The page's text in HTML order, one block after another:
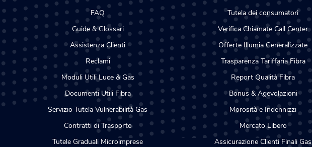
FAQ
Guide & Glossari
Assistenza Clienti
Reclami
Moduli Utili Luce & Gas
Documenti Utili Fibra
Servizio Tutela Vulnerabilità Gas
Contratti di Trasporto
Tutele Graduali Microimprese
Tutela dei consumatori
Verifica Chiamate Call Center
Offerte Illumia Generalizzate
Trasparenza Tariffaria Fibra
Report Qualità Fibra
Bonus & Agevolazioni
Morosità e Indennizzi
Mercato Libero
Assicurazione Clienti Finali Gas